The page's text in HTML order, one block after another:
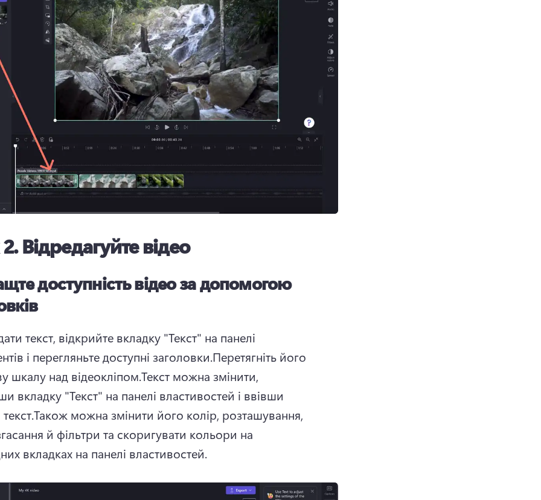
Відредагуйте відео
доступність відео за допомогою
текст, відкрийте вкладку "Текст" на панелі
і перегляньте доступні заголовки.Перетягніть його
шкалу над відеокліпом.Текст можна змінити,
вкладку "Текст" на панелі властивостей і ввівши
Також можна змінити його колір, розташування,
й фільтри та скоригувати кольори на
вкладках на панелі властивостей.